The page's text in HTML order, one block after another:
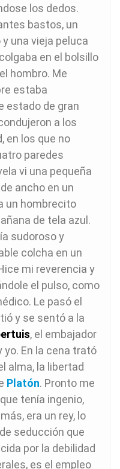
los dedos.
bastos, un
una vieja peluca
en el bolsillo
hombro. Me
estaba
estado de gran
a los
en los que no
paredes
vi una pequeña
ancho en un
un hombrecito
de tela azul.
sudoroso y
colcha en un
mi reverencia y
el pulso, como
Le pasó el
y se sentó a la
, el embajador
yo. En la cena trató
alma, la libertad
Platón. Pronto me
tenía ingenio,
era un rey, lo
seducción que
por la debilidad
es el empleo